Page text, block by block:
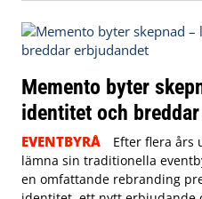
Memento byter
identitet och
EVENTBYRÅ
Efter flera års
lämna sin traditionella
en omfattande rebranding